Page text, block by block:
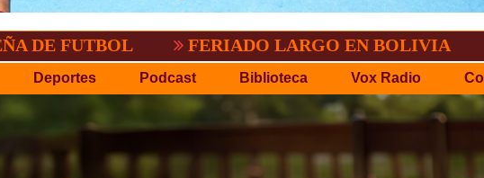
FERIADO LARGO EN BOLIVIA
Deportes Podcast Biblioteca Vox Radio